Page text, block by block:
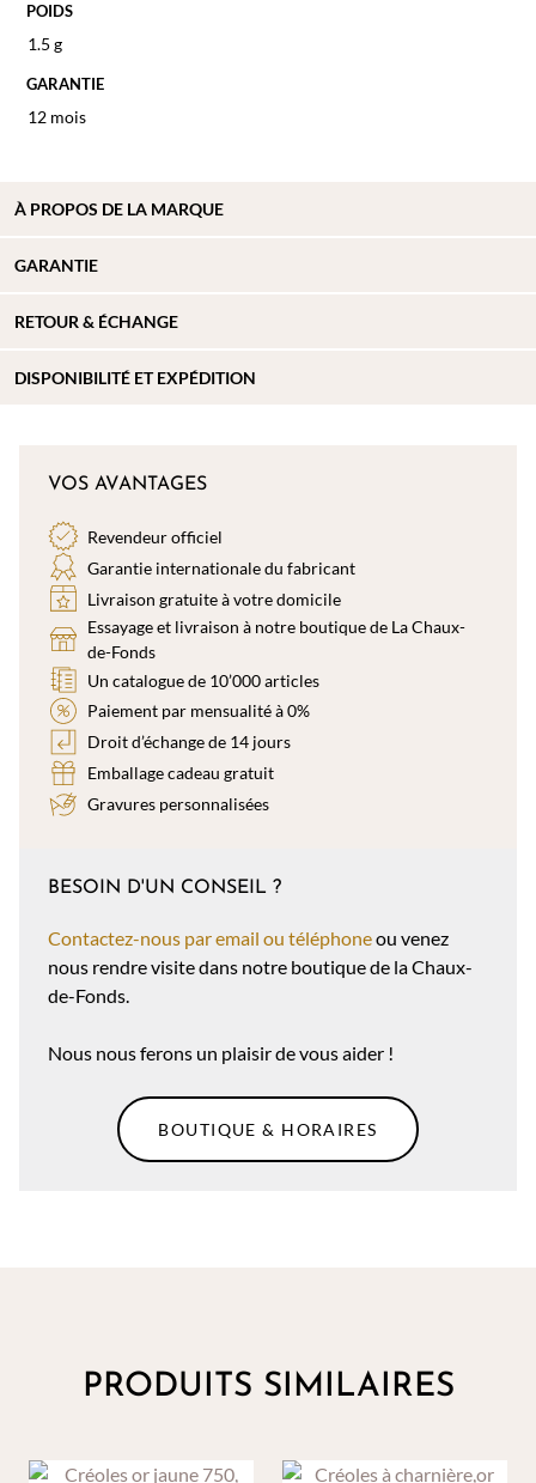
POIDS
1.5 g
GARANTIE
12 mois
À PROPOS DE LA MARQUE
GARANTIE
RETOUR & ÉCHANGE
DISPONIBILITÉ ET EXPÉDITION
VOS AVANTAGES
Revendeur officiel
Garantie internationale du fabricant
Livraison gratuite à votre domicile
Essayage et livraison à notre boutique de La Chaux-
de-Fonds
Un catalogue de 10’000 articles
Paiement par mensualité à 0%
Droit d’échange de 14 jours
Emballage cadeau gratuit
Gravures personnalisées
BESOIN D'UN CONSEIL ?
Contactez-nous par email ou téléphoneou venez
nous rendre visite dans notre boutique de la Chaux-
de-Fonds.
Nous nous ferons un plaisir de vous aider !
BOUTIQUE & HORAIRES
PRODUITS SIMILAIRES